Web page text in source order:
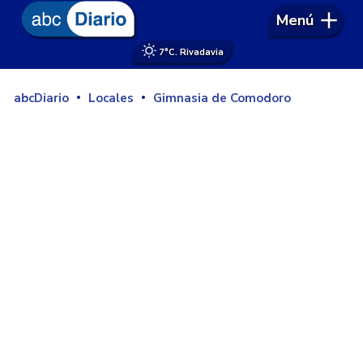
7°C. Rivadavia
Menú
abcDiario Locales Gimnasia de Comodoro